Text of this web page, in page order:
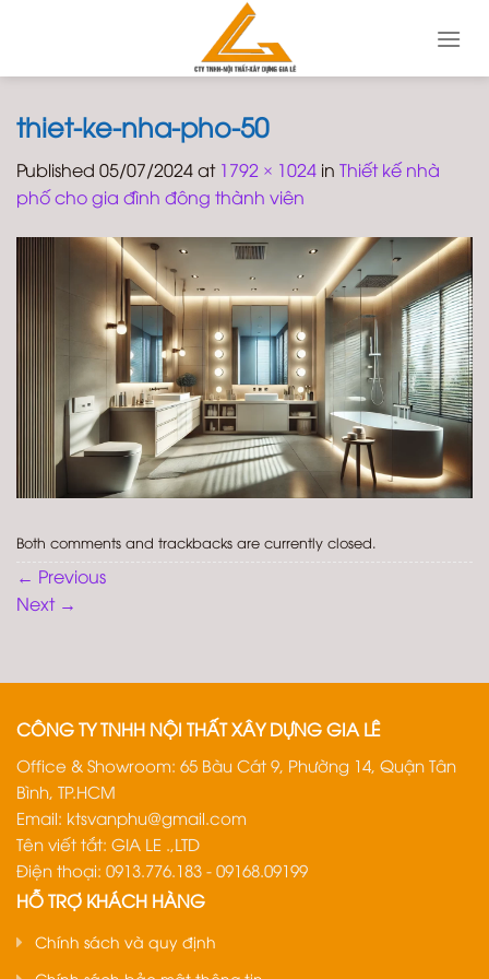
thiet-ke-nha-pho-50
Published 05/07/2024at 1792 × 1024 in Thiết kế nhà
phố cho gia đình đông thành viên
Both comments and trackbacks are currently closed.
← Previous
Next →
CÔNG TY TNHH NỘI THẤT XÂY DỰNG GIA LÊ
Office & Showroom: 65 Bàu Cát 9, Phường 14, Quận Tân
Bình, TP.HCM
Email: ktsvanphu@gmail.com
Tên viết tắt: GIA LE .,LTD
Điện thoại: 0913.776.183 - 09168.09199
HỖ TRỢ KHÁCH HÀNG
Chính sách và quy định